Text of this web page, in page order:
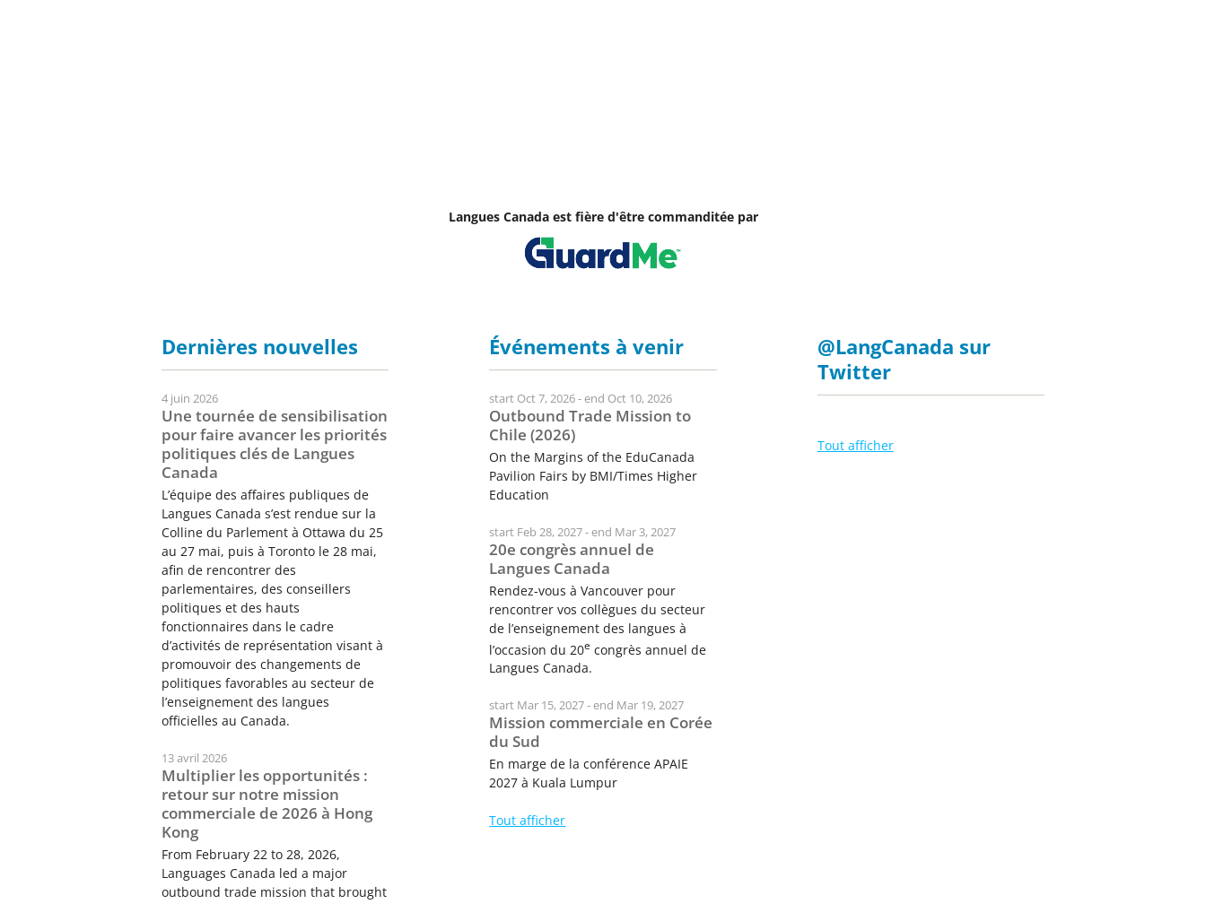
Langues Canada est fière d'être commanditée par
Dernières nouvelles
4 juin 2026
Une tournée de sensibilisation
pour faire avancer les priorités
politiques clés de Langues
Canada
L’équipe des affaires publiques de
Langues Canada s’est rendue sur la
Colline du Parlement à Ottawa du 25
au 27 mai, puis à Toronto le 28 mai,
afin de rencontrer des
parlementaires, des conseillers
politiques et des hauts
fonctionnaires dans le cadre
d’activités de représentation visant à
promouvoir des changements de
politiques favorables au secteur de
l’enseignement des langues
officielles au Canada.
13 avril 2026
Multiplier les opportunités :
retour sur notre mission
commerciale de 2026 à Hong
Kong
From February 22 to 28, 2026,
Languages Canada led a major
outbound trade mission that brought
Événements à venir
start Oct 7, 2026 - end Oct 10, 2026
Outbound Trade Mission to
Chile (2026)
On the Margins of the EduCanada
Pavilion Fairs by BMI/Times Higher
Education
start Feb 28, 2027 - end Mar 3, 2027
20e congrès annuel de
Langues Canada
Rendez-vous à Vancouver pour
rencontrer vos collègues du secteur
de l’enseignement des langues à
l’occasion du 20e congrès annuel de
Langues Canada.
start Mar 15, 2027 - end Mar 19, 2027
Mission commerciale en Corée
du Sud
En marge de la conférence APAIE
2027 à Kuala Lumpur
Tout afficher
@LangCanada sur
Twitter
Tout afficher